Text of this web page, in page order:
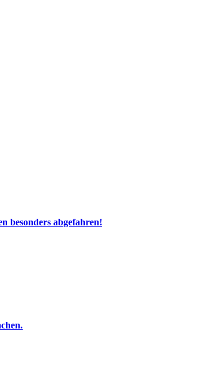
besonders abgefahren!